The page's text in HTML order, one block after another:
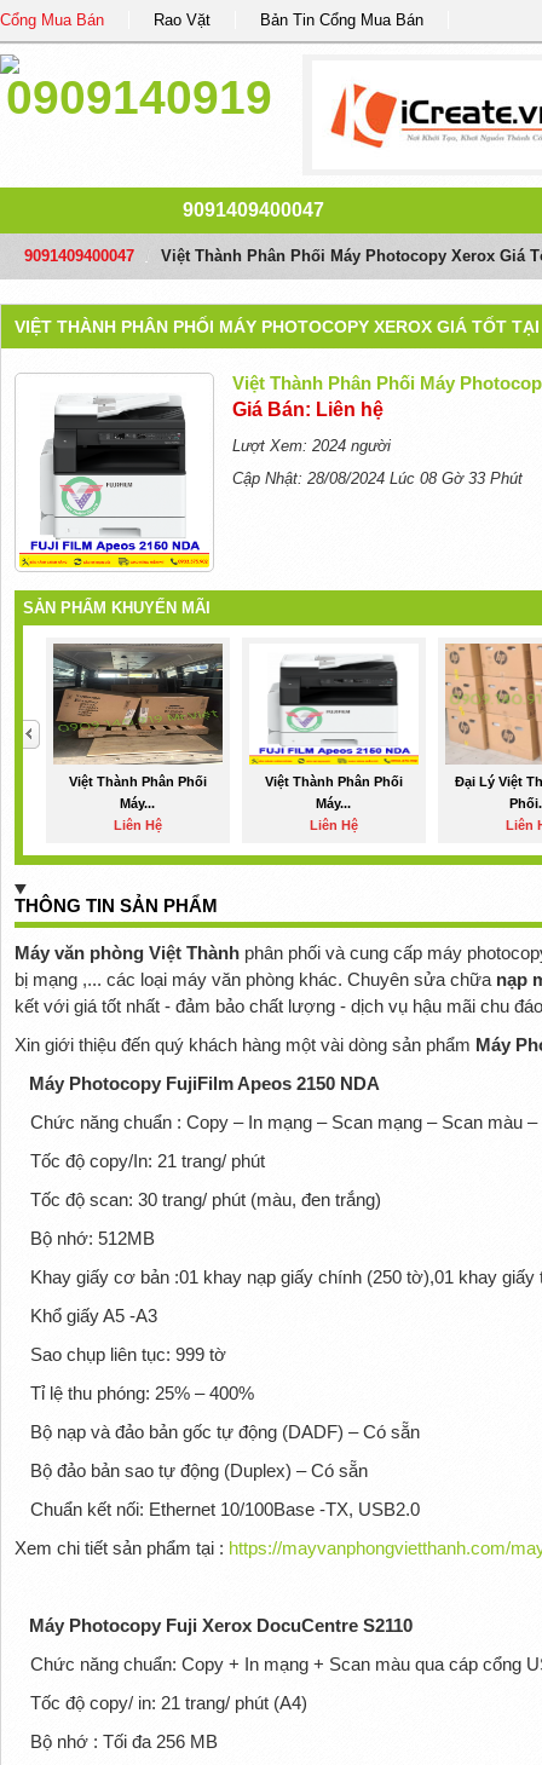
Cổng Mua Bán Rao Vặt Bản Tin Cổng Mua Bán
9091409400047
9091409400047 Việt Thành Phân Phối Máy Photocopy Xerox Giá
VIỆT THÀNH PHÂN PHỐI MÁY PHOTOCOPY XEROX GIÁ TỐT
Việt Thành Phân Phối Máy
Giá Bán: Liên hệ
Lượt Xem: 2024 người
Cập Nhật: 28/08/2024 Lúc 08 Gờ 33 Phút
SẢN PHẨM KHUYẾN MÃI
Việt Thành Phân Phối
Máy...
Liên Hệ
Việt Thành Phân Phối
Máy...
Liên Hệ
Đại Lý Việt
Liên
THÔNG TIN SẢN PHẨM
Máy văn phòng Việt Thànhphân phối và cung cấp máy
bị mạng ,... các loại máy văn phòng khác. Chuyên sửa chữa nạp
kết với giá tốt nhất - đảm bảo chất lượng - dịch vụ hậu mãi chu
Xin giới thiệu đến quý khách hàng một vài dòng sản phẩm Máy
Máy Photocopy FujiFilm Apeos 2150 NDA
Chức năng chuẩn : Copy – In mạng – Scan mạng – Scan màu
Tốc độ copy/In: 21 trang/ phút
Tốc độ scan: 30 trang/ phút (màu, đen trắng)
Bộ nhớ: 512MB
Khay giấy cơ bản :01 khay nạp giấy chính (250 tờ),01 khay giấy
Khổ giấy A5 -A3
Sao chụp liên tục: 999 tờ
Tỉ lệ thu phóng: 25% – 400%
Bộ nạp và đảo bản gốc tự động (DADF) – Có sẵn
Bộ đảo bản sao tự động (Duplex) – Có sẵn
Chuẩn kết nối: Ethernet 10/100Base -TX, USB2.0
Xem chi tiết sản phẩm tại : https://mayvanphongvietthanh.com/
Máy Photocopy Fuji Xerox DocuCentre S2110
Chức năng chuẩn: Copy + In mạng + Scan màu qua cáp cổng
Tốc độ copy/ in: 21 trang/ phút (A4)
Bộ nhớ : Tối đa 256 MB